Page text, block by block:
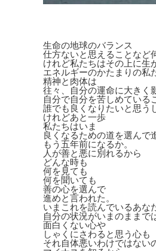
生命の地球のバランス
仕方ないと思えることなど
けれど私たちはその上に生
エネルギーのかたまりの私
精神と肉体は
往々、自分の運命に大きく
自分で自分を苦しめている
誰でも良くなりたいと思う
けれどあと一歩
私たちはいま
良くなるための道を選んで
もう五年前になるか。
人が善と悪に別れるから
どんな時も
何を見ても
何を聞いても
善の心を選んで
進めと言われた。
いまこれを読んでいるあな
自分の状況がいまのままで
面白くない心や
しゃくにさわると思う心も
それ自体悪いわけではない